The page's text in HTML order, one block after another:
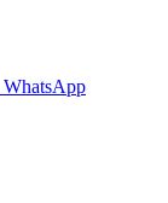
WhatsApp